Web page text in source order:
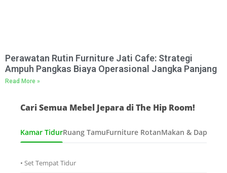
Perawatan Rutin Furniture Jati Cafe: Strategi
Ampuh Pangkas Biaya Operasional Jangka Panjang
Read More »
Cari Semua Mebel Jepara di The Hip Room!
Kamar TidurRuang TamuFurniture RotanMakan & Dapur
• Set Tempat Tidur